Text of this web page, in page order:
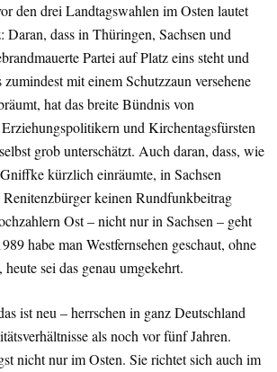
den drei Landtagswahlen im Osten lautet
dass in Thüringen, Sachsen und
Partei auf Platz eins steht und
mit einem Schutzzaun versehene
hat das breite Bündnis von
und Kirchentagsfürsten
grob unterschätzt. Auch daran, dass, wie
kürzlich einräumte, in Sachsen
keinen Rundfunkbeitrag
Ost – nicht nur in Sachsen – geht
habe man Westfernsehen geschaut, ohne
sei das genau umgekehrt.
ist neu – herrschen in ganz Deutschland
als noch vor fünf Jahren.
nicht nur im Osten. Sie richtet sich auch im